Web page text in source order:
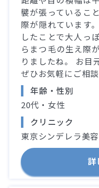
襞が張っているこ
際が隠れています
したことで大人っ
らまつ毛の生え際
りましたね。 お目
ぜひお気軽にご相談
年齢・性別
20代・女性
クリニック
東京シンデレラ美
詳